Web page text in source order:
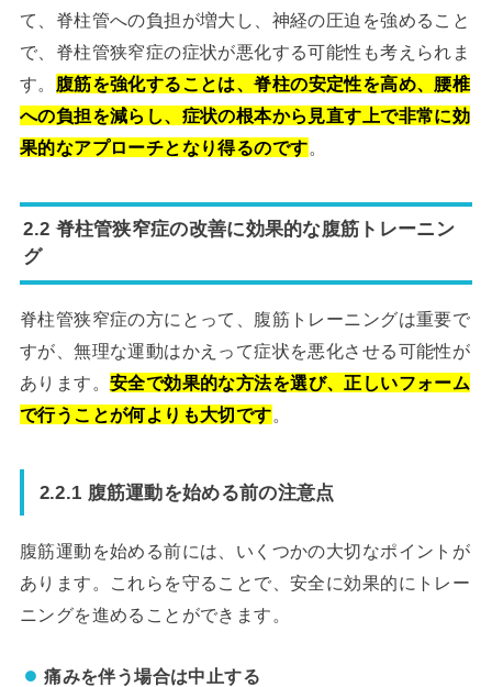
て、脊柱管への負担が増大し、神経の圧迫を強めること
で、脊柱管狭窄症の症状が悪化する可能性も考えられま
す。 腹筋を強化することは、脊柱の安定性を高め、腰椎
への負担を減らし、症状の根本から見直す上で非常に効
果的なアプローチとなり得るのです。
2.2 脊柱管狭窄症の改善に効果的な腹筋トレーニン
グ
脊柱管狭窄症の方にとって、腹筋トレーニングは重要で
すが、無理な運動はかえって症状を悪化させる可能性が
あります。 安全で効果的な方法を選び、正しいフォーム
で行うことが何よりも大切です。
2.2.1 腹筋運動を始める前の注意点
腹筋運動を始める前には、いくつかの大切なポイントが
あります。これらを守ることで、安全に効果的にトレー
ニングを進めることができます。
痛みを伴う場合は中止する